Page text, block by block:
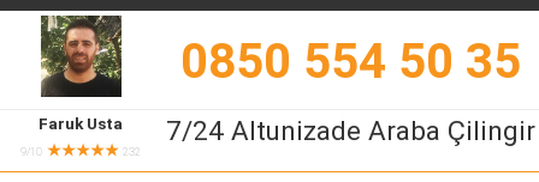
0850 554 50 35
Faruk Usta
9/10 ★★★★★232
7/24 Altunizade Araba Çilingir